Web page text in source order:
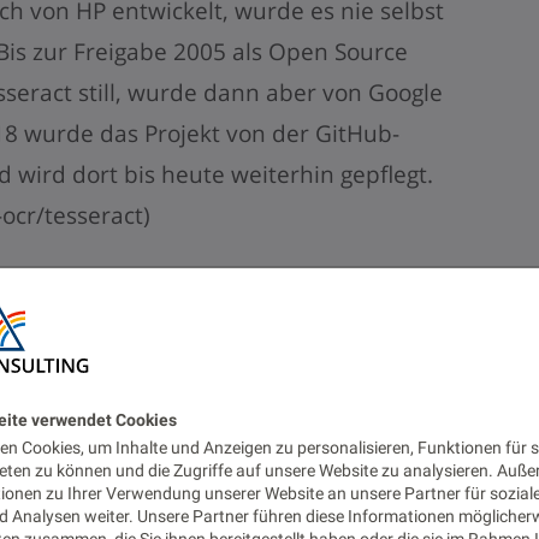
verwendet Cookies
Cookies, um Inhalte und Anzeigen zu personalisieren, Funktionen für
zu können und die Zugriffe auf unsere Website zu analysieren.
zu Ihrer Verwendung unserer Website an unsere Partner für
Analysen weiter. Unsere Partner führen diese Informationen
von HP entwickelt, wurde es nie selbst
zur Freigabe 2005 als Open Source
still, wurde dann aber von Google
wurde das Projekt von der GitHub-
wird dort bis heute weiterhin gepflegt.
tesseract)
in Abbildung 1 auch dargestellt:
Schwellenwertbildung, das Bild
in Binärdaten